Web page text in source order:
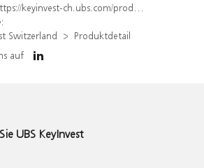
keyinvest-ch.ubs.com/produkt/detail/index/isin/CH1578791860
Switzerland
Produktdetail
auf
UBS KeyInvest